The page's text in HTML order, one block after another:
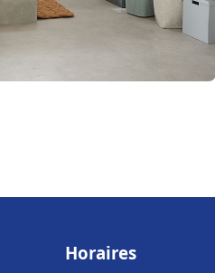
Horaires